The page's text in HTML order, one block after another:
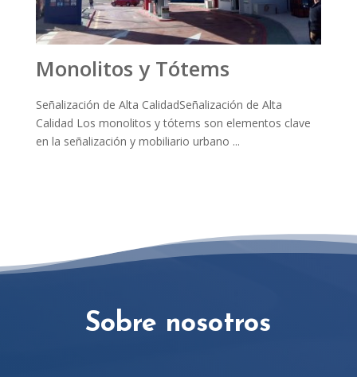
Monolitos y Tótems
Señalización de Alta CalidadSeñalización de Alta
Calidad Los monolitos y tótems son elementos clave
en la señalización y mobiliario urbano ...
Sobre nosotros